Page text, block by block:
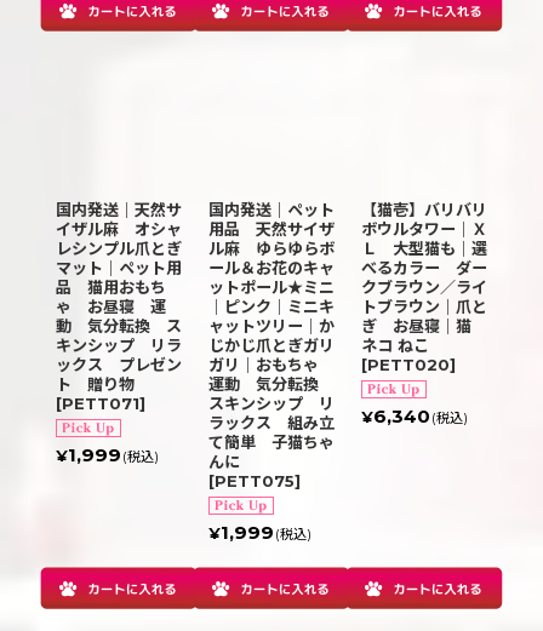
国内発送｜天然サ
イザル麻 オシャ
レシンプル爪とぎ
マット｜ペット用
品 猫用おもち
ゃ お昼寝 運
動 気分転換 ス
キンシップ リラ
ックス プレゼン
ト 贈り物
[PETT071]
¥1,999 (税込)
国内発送｜ペット
用品 天然サイザ
ル麻 ゆらゆらボ
ール＆お花のキャ
ットポール★ミニ
｜ピンク｜ミニキ
ャットツリー｜か
じかじ爪とぎガリ
ガリ｜おもちゃ
運動 気分転換
スキンシップ リ
ラックス 組み立
て簡単 子猫ちゃ
んに
[PETT075]
¥1,999 (税込)
【猫壱】バリバリ
ボウルタワー｜Ｘ
Ｌ 大型猫も｜選
べるカラー ダー
クブラウン／ライ
トブラウン｜爪と
ぎ お昼寝｜猫
ネコ ねこ
[PETT020]
¥6,340 (税込)